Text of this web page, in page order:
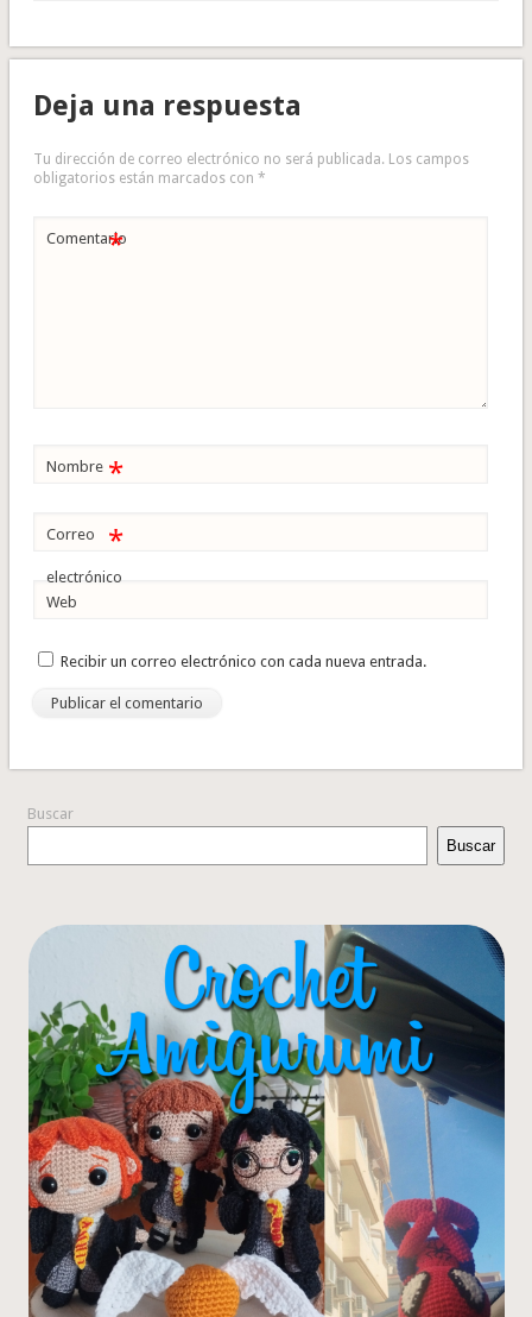
Deja una respuesta
Tu dirección de correo electrónico no será publicada. Los campos
obligatorios están marcados con *
Comentario
*
Nombre *
Correo
electrónico
*
Web
Recibir un correo electrónico con cada nueva entrada.
Buscar
Buscar